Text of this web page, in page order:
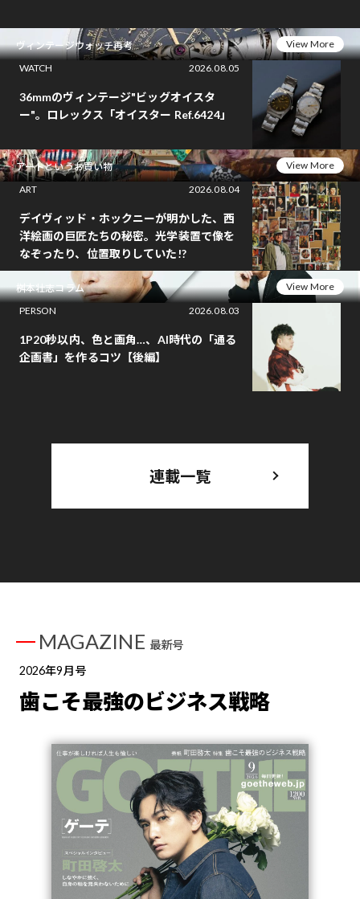
ヴィンテージウォッチ再考
View More
WATCH
2026.08.05
36mmのヴィンテージ"ビッグオイスタ
ー"。ロレックス「オイスター Ref.6424」
アートというお買い物
View More
ART
2026.08.04
デイヴィッド・ホックニーが明かした、西
洋絵画の巨匠たちの秘密。光学装置で像を
なぞったり、位置取りしていた!?
桝本壮志コラム
View More
PERSON
2026.08.03
1P20秒以内、色と画角…、AI時代の「通る
企画書」を作るコツ【後編】
連載一覧
MAGAZINE 最新号
2026年9月号
歯こそ最強のビジネス戦略